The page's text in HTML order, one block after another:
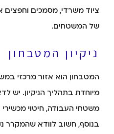
ציוד משרדי, מסמכים וחפצים
של המשטחים.
ניקיון המטבחון
המטבחון הוא אזור מרכזי
מיוחדת בתהליך הניקיון. יש
משטחי העבודה, חיטוי
בנוסף, חשוב לוודא שהמקרר